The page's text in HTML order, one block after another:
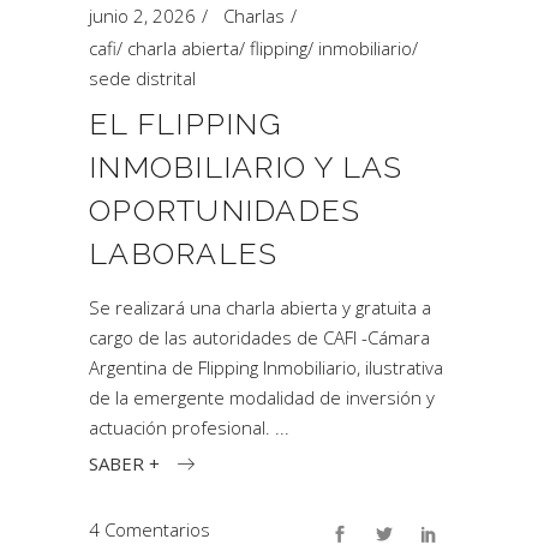
junio 2, 2026
Charlas
cafi/ charla abierta/ flipping/ inmobiliario/
sede distrital
EL FLIPPING
INMOBILIARIO Y LAS
OPORTUNIDADES
LABORALES
Se realizará una charla abierta y gratuita a
cargo de las autoridades de CAFI -Cámara
Argentina de Flipping Inmobiliario, ilustrativa
de la emergente modalidad de inversión y
actuación profesional.
SABER +
4 Comentarios